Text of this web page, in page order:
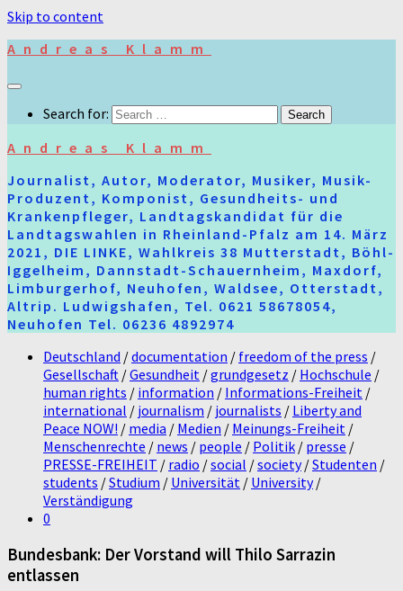
Skip to content
Andreas Klamm
Search for:
Andreas Klamm
Journalist, Autor, Moderator, Musiker, Musik-
Produzent, Komponist, Gesundheits- und
Krankenpfleger, Landtagskandidat für die
Landtagswahlen in Rheinland-Pfalz am 14. März
2021, DIE LINKE, Wahlkreis 38 Mutterstadt, Böhl-
Iggelheim, Dannstadt-Schauernheim, Maxdorf,
Limburgerhof, Neuhofen, Waldsee, Otterstadt,
Altrip. Ludwigshafen, Tel. 0621 58678054,
Neuhofen Tel. 06236 4892974
Deutschland /documentation / freedom of the press /
Gesellschaft /Gesundheit /grundgesetz / Hochschule /
human rights / information / Informations-Freiheit /
international / journalism / journalists / Liberty and
Peace NOW! / media / Medien / Meinungs-Freiheit /
Menschenrechte / news / people / Politik / presse /
PRESSE-FREIHEIT / radio /social /society /Studenten /
students /Studium / Universität / University /
Verständigung
0
Bundesbank: Der Vorstand will Thilo Sarrazin
entlassen